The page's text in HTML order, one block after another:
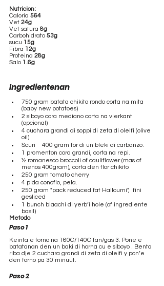
Nutricion:
Caloria 564
Vet 24g
Vet satura 8g
Carbohidrato 53g
sucu 15g
Fibra 12g
Proteina 28g
Salo 1.6g
Ingredientenan
750 gram batata chikito rondo corta na mita
(baby new potatoes)
2 siboyo cora mediano corta na vierkant
(opcional)
4 cuchara grandi di soppi di zeta di oleifi (olive
oil)
Scuri 	400 gram for di un bleki di carbanzo.
1 promenton cora grandi, corta na repi.
½ romanesco broccoli of cauliflower (mas of
menos 400gram), corta den flor chikito
250 gram tomato cherry
4 pida conoflo, pela.
250 gram "pack reduced fat Halloumi",  fini
gesliced
1 bunch blaachi di yerb’i hole (of ingrediente
basil)
Metodo
Paso 1
Keinta e forno na 160C/140C fan/gas 3. Pone e
batatanan den un baki di horna cu e siboyo . Benta
riba dje 2 cuchara grandi di zeta di oleifi y pon’e
den forno pa 30 minuut.
Paso 2